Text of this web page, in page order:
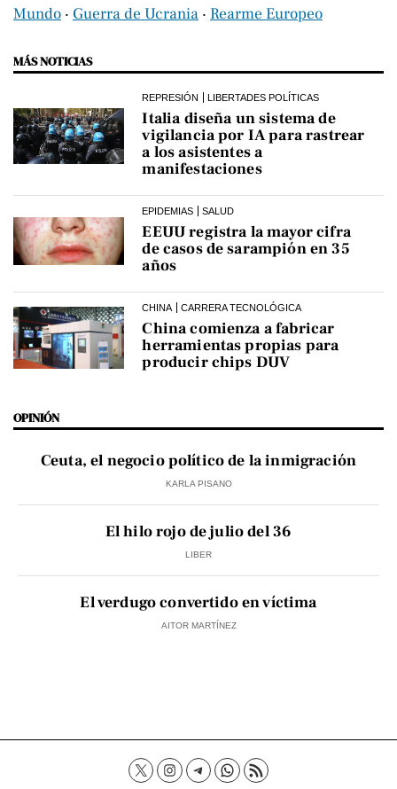
Mundo ‧ Guerra de Ucrania ‧ Rearme Europeo
MÁS NOTICIAS
REPRESIÓN LIBERTADES POLÍTICAS
Italia diseña un sistema de
vigilancia por IA para rastrear
a los asistentes a
manifestaciones
EPIDEMIAS SALUD
EEUU registra la mayor cifra
de casos de sarampión en 35
años
CHINA CARRERA TECNOLÓGICA
China comienza a fabricar
herramientas propias para
producir chips DUV
OPINIÓN
Ceuta, el negocio político de la inmigración
KARLA PISANO
El hilo rojo de julio del 36
LIBER
El verdugo convertido en víctima
AITOR MARTÍNEZ